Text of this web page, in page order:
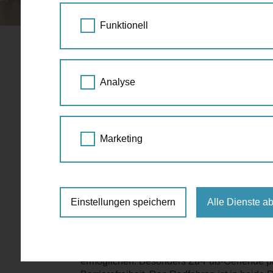
STARTSEITE AKTUELLES ALLES NEU
Alles neu in der
Mehr Grün, mehr Platz, mehr
Die Altgasse, die älteste Gasse Hietzings,
Begegnungszone verbindet die
öffentlicher Raum zeitgemäß, nachhaltig
ermöglichen. Besonders Zu-Fuß-Gehende
Funktionell
Analyse
Marketing
Einstellungen speichern Alle Dienste